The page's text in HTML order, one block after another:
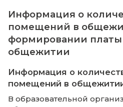
информационной
подключения к сети
свыше 2000 Мбит/
сеть; количество
Количество единиц
(компьютеров): всего
учебном процессе –